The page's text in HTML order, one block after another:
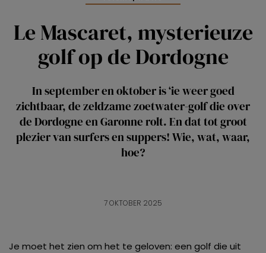
Le Mascaret, mysterieuze
golf op de Dordogne
In september en oktober is ‘ie weer goed
zichtbaar, de zeldzame zoetwater-golf die over
de Dordogne en Garonne rolt. En dat tot groot
plezier van surfers en suppers! Wie, wat, waar,
hoe?
7 OKTOBER 2025
Je moet het zien om het te geloven: een golf die uit